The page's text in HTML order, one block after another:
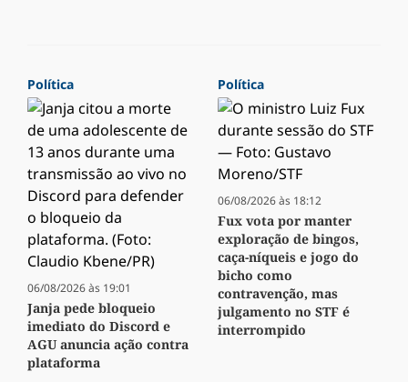
Política
06/08/2026 às 19:01
Janja pede bloqueio
imediato do Discord e
AGU anuncia ação contra
plataforma
Política
06/08/2026 às 18:12
Fux vota por manter
exploração de bingos,
caça-níqueis e jogo do
bicho como
contravenção, mas
julgamento no STF é
interrompido